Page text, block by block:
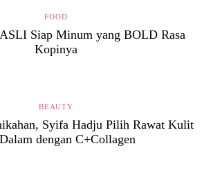
FOOD
Siap Minum yang BOLD Rasa
Kopinya
BEAUTY
Syifa Hadju Pilih Rawat Kulit
dengan C+Collagen